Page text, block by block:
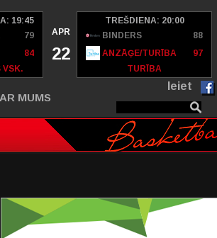
19:45
79
84
VSK.
APR
22
TREŠDIENA: 20:00
BINDERS
88
ANZĀĢE/TURĪBA
97
TURĪBA
MUMS
Ieiet